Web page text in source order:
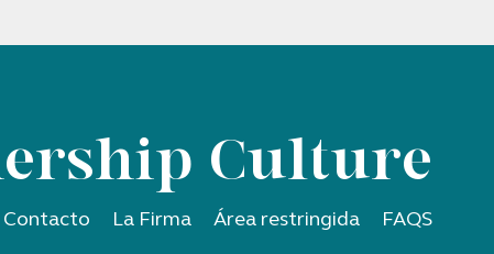
Culture
Contacto La Firma Área restringida FAQS